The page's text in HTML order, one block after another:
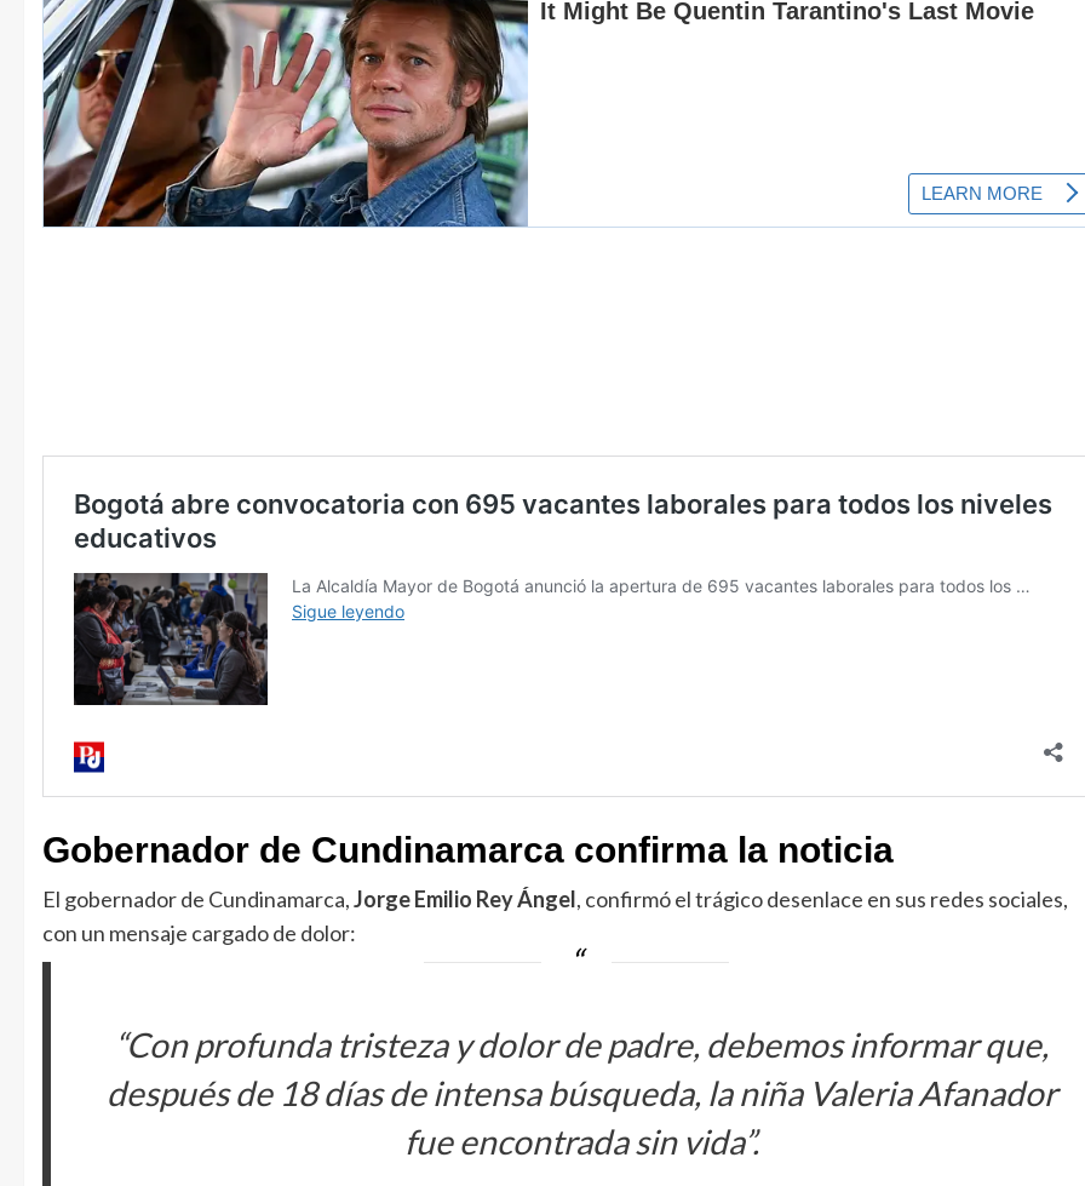
Gobernador de Cundinamarca confirma la noticia
El gobernador de Cundinamarca,Jorge Emilio Rey Ángel, confirmó el trágico desenlace en sus redes sociales,
con un mensaje cargado de dolor:
“Con profunda tristeza y dolor de padre, debemos informar que,
después de 18 días de intensa búsqueda, la niña Valeria Afanador
fue encontrada sin vida”.